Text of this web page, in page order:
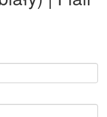
2
2 (biały) | Flair